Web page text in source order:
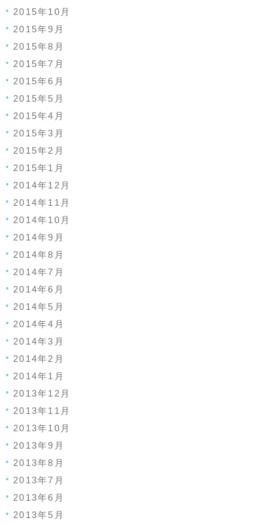
2015年10月
2015年9月
2015年8月
2015年7月
2015年6月
2015年5月
2015年4月
2015年3月
2015年2月
2015年1月
2014年12月
2014年11月
2014年10月
2014年9月
2014年8月
2014年7月
2014年6月
2014年5月
2014年4月
2014年3月
2014年2月
2014年1月
2013年12月
2013年11月
2013年10月
2013年9月
2013年8月
2013年7月
2013年6月
2013年5月